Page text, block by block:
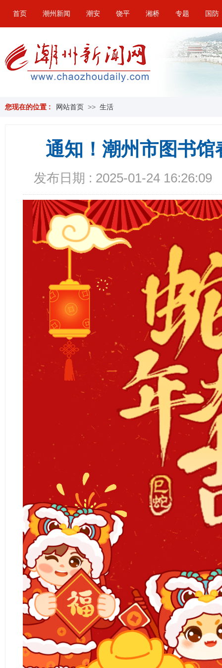
首页 潮州新闻 潮安 饶平 湘桥 专题 国防
您现在的位置 : 网站首页 >> 生活
通知！潮州市图书
发布日期 : 2025-01-24 16:26:09